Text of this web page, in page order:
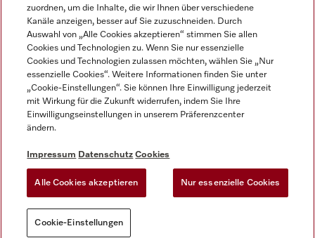
Impressum
Datenschutz
Cookie-Einstellungen
Miele auf YoutubeMiele auf Instagram
Miele auf Facebook
Miele auf LinkedInMiele auf LinkedIn
zuordnen, um die Inhalte, die wir Ihnen über verschiedene
Kanäle anzeigen, besser auf Sie zuzuschneiden. Durch
Auswahl von „Alle Cookies akzeptieren“ stimmen Sie allen
Cookies und Technologien zu. Wenn Sie nur essenzielle
Cookies und Technologien zulassen möchten, wählen Sie „Nur
essenzielle Cookies“. Weitere Informationen finden Sie unter
„Cookie-Einstellungen“. Sie können Ihre Einwilligung jederzeit
mit Wirkung für die Zukunft widerrufen, indem Sie Ihre
Einwilligungseinstellungen in unserem Präferenzcenter
ändern.
Impressum Datenschutz Cookies
Alle Cookies akzeptieren Nur essenzielle Cookies
Cookie-Einstellungen